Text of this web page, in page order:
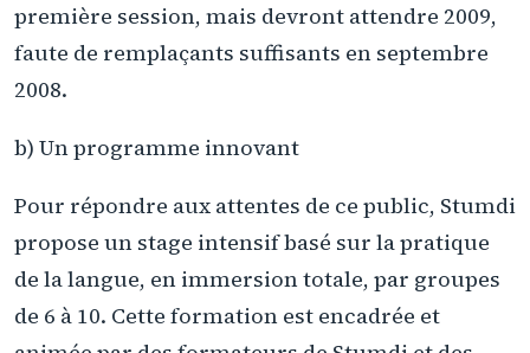
première session, mais devront attendre 2009,
faute de remplaçants suffisants en septembre
2008.
b) Un programme innovant
Pour répondre aux attentes de ce public, Stumdi
propose un stage intensif basé sur la pratique
de la langue, en immersion totale, par groupes
de 6 à 10. Cette formation est encadrée et